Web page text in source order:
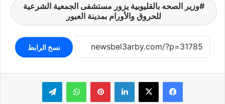
وزير الصحه بالقليوبية يزور مستشفى الجمعية الشرعية
للحروق والأورام بمدينة العبور
نسخ الرابط
لينكدإن بينتيريستواتساب تيلقرام